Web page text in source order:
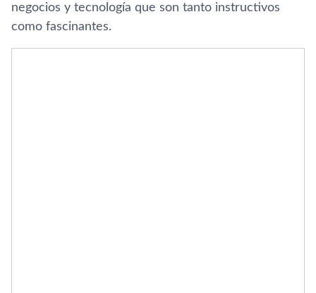
negocios y tecnología que son tanto instructivos
como fascinantes.